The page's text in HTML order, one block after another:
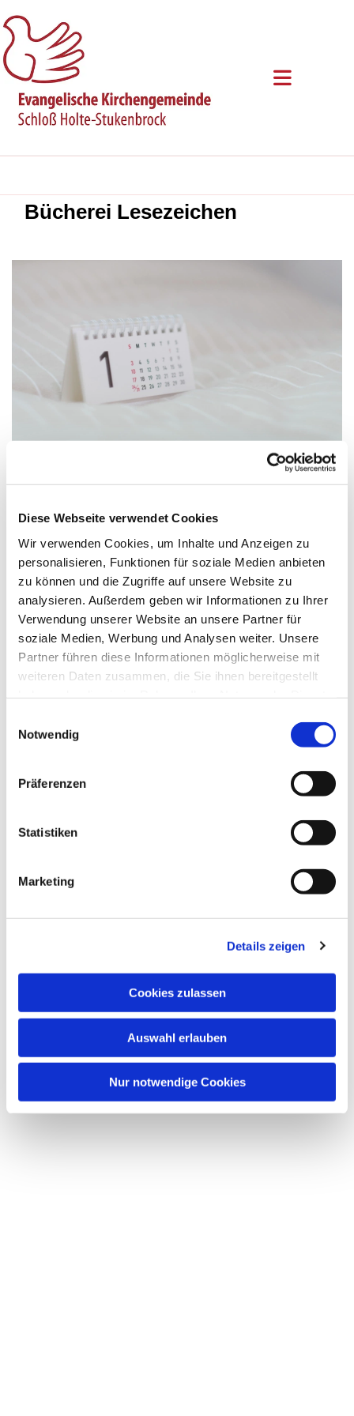
Diese Webseite verwendet Cookies
Wir verwenden Cookies, um Inhalte und Anzeigen zu
personalisieren, Funktionen für soziale Medien anbieten
zu können und die Zugriffe auf unsere Website zu
analysieren. Außerdem geben wir Informationen zu Ihrer
Verwendung unserer Website an unsere Partner für
soziale Medien, Werbung und Analysen weiter. Unsere
Partner führen diese Informationen möglicherweise mit
weiteren Daten zusammen, die Sie ihnen bereitgestellt
Notwendig
Präferenzen
Statistiken
Marketing
Details zeigen
Cookies zulassen
Auswahl erlauben
Nur notwendige Cookies
Bücherei Lesezeichen
Sonntag, 21. Februar 2027, 09:45 -
10:15 Uhr
Versöhnungskirche, Gluckweg 2-4,
33758 Schloß Holte-Stukenbrock
Dies könnte Sie auch
interessieren